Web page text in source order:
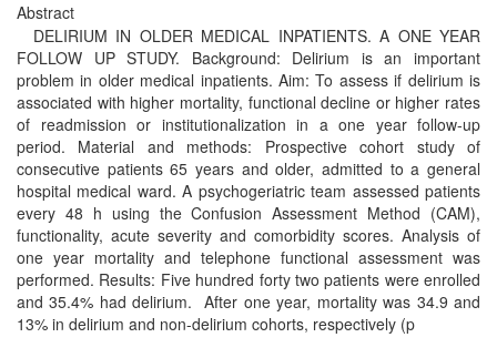
Abstract
DELIRIUM IN OLDER MEDICAL INPATIENTS. A ONE YEAR
FOLLOW UP STUDY. Background: Delirium is an important
problem in older medical inpatients. Aim: To assess if delirium is
associated with higher mortality, functional decline or higher rates
of readmission or institutionalization in a one year follow-up
period. Material and methods: Prospective cohort study of
consecutive patients 65 years and older, admitted to a general
hospital medical ward. A psychogeriatric team assessed patients
every 48 h using the Confusion Assessment Method (CAM),
functionality, acute severity and comorbidity scores. Analysis of
one year mortality and telephone functional assessment was
performed. Results: Five hundred forty two patients were enrolled
and 35.4% had delirium. After one year, mortality was 34.9 and
13% in delirium and non-delirium cohorts, respectively (p